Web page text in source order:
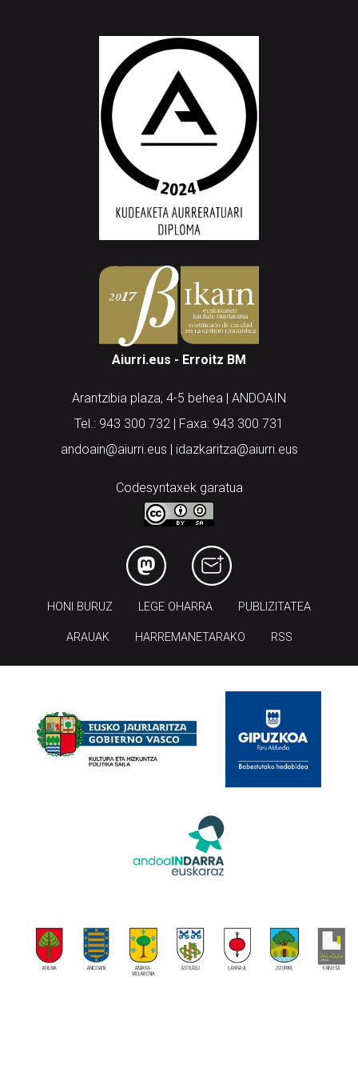
Aiurri.eus - Erroitz BM
Arantzibia plaza, 4-5 behea | ANDOAIN
Tel.: 943 300 732 | Faxa: 943 300 731
andoain@aiurri.eus | idazkaritza@aiurri.eus
Codesyntaxek garatua
HONI BURUZ LEGE OHARRA PUBLIZITATEA
ARAUAK HARREMANETARAKO RSS